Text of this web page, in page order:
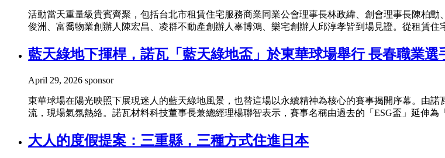
活動當天重量級貴賓齊聚，包括台北市租賃住宅服務商業同業公會理事長林政緯、創會理事長陳柏
俊洲、富喬物業創辦人陳宏昌、凌群不動產創辦人辜博鴻、樂宅創辦人邱淳孝皆到場見證。從租賃
藍天綠地下揮桿，諾瓦「藍天綠地盃」於東華球場舉行 長春職業
April 29, 2026 sponsor
東華球場在陽光映照下展現迷人的藍天綠地風景，也替這場以永續精神為核心的賽事揭開序幕。由
流，現場氣氛熱絡。諾瓦材料科技董事長兼總經理楊聯智表示，賽事名稱由過去的「ESG盃」延伸
大人的度假提案：三重縣，三種方式住進日本